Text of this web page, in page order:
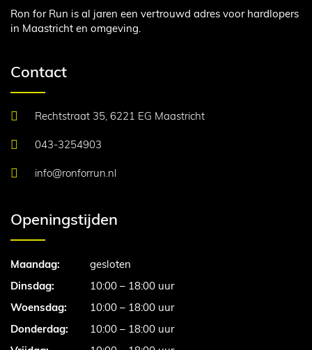
Ron for Run is al jaren een vertrouwd adres voor hardlopers
in Maastricht en omgeving.
Contact
Rechtstraat 35, 6221 EG Maastricht
043-3254903
info@ronforrun.nl
Openingstijden
Maandag:
gesloten
Dinsdag:
10:00 – 18:00 uur
Woensdag:
10:00 – 18:00 uur
Donderdag:
10:00 – 18:00 uur